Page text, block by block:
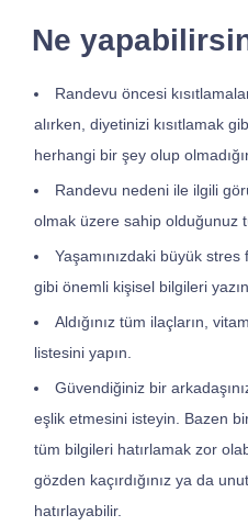
Ne
Randevu öncesi
alırken, diyetinizi kısıtlamak
herhangi bir şey olup
Randevu nedeni ile ilgili
olmak üzere sahip olduğunuz
Yaşamınızdaki büyük
gibi önemli kişisel bilgileri yazın.
Aldığınız tüm ilaçların,
listesini yapın.
Güvendiğiniz bir
eşlik etmesini isteyin. Bazen
tüm bilgileri hatırlamak zor
gözden kaçırdığınız ya da
hatırlayabilir.